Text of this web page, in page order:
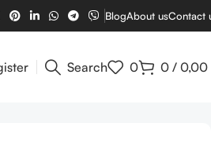
BlogAbout usContact
Search 0 0 / 0,00